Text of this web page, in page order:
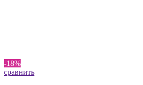
-18%
сравнить